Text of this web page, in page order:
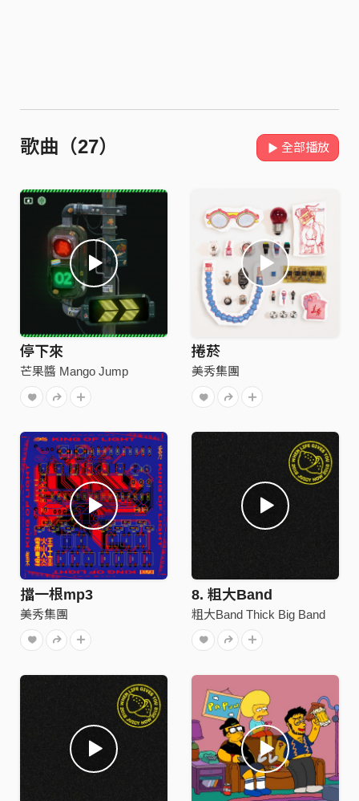
歌曲（27） 全部播放
停下來
芒果醬 Mango Jump
捲菸
美秀集團
擋一根mp3
美秀集團
8. 粗大Band
粗大Band Thick Big Band